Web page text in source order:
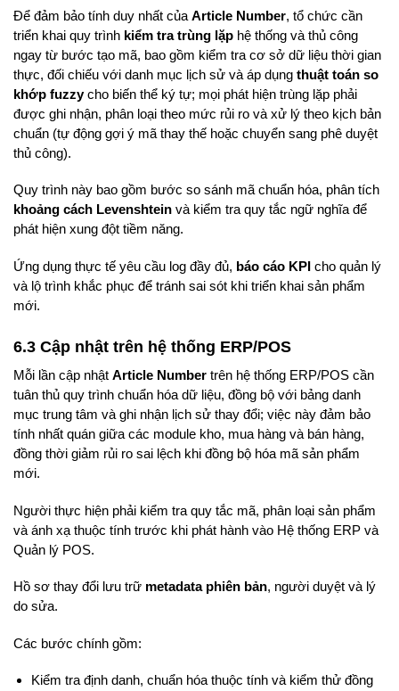
Để đảm bảo tính duy nhất của Article Number, tổ chức cần
triển khai quy trình kiểm tra trùng lặp hệ thống và thủ công
ngay từ bước tạo mã, bao gồm kiểm tra cơ sở dữ liệu thời gian
thực, đối chiếu với danh mục lịch sử và áp dụng thuật toán so
khớp fuzzycho biến thể ký tự; mọi phát hiện trùng lặp phải
được ghi nhận, phân loại theo mức rủi ro và xử lý theo kịch bản
chuẩn (tự động gợi ý mã thay thế hoặc chuyển sang phê duyệt
thủ công).
Quy trình này bao gồm bước so sánh mã chuẩn hóa, phân tích
khoảng cách Levenshtein và kiểm tra quy tắc ngữ nghĩa để
phát hiện xung đột tiềm năng.
Ứng dụng thực tế yêu cầu log đầy đủ, báo cáo KPI cho quản lý
và lộ trình khắc phục để tránh sai sót khi triển khai sản phẩm
mới.
6.3 Cập nhật trên hệ thống ERP/POS
Mỗi lần cập nhật Article Number trên hệ thống ERP/POS cần
tuân thủ quy trình chuẩn hóa dữ liệu, đồng bộ với bảng danh
mục trung tâm và ghi nhận lịch sử thay đổi; việc này đảm bảo
tính nhất quán giữa các module kho, mua hàng và bán hàng,
đồng thời giảm rủi ro sai lệch khi đồng bộ hóa mã sản phẩm
mới.
Người thực hiện phải kiểm tra quy tắc mã, phân loại sản phẩm
và ánh xạ thuộc tính trước khi phát hành vào Hệ thống ERP và
Quản lý POS.
Hồ sơ thay đổi lưu trữ metadata phiên bản, người duyệt và lý
do sửa.
Các bước chính gồm:
Kiểm tra định danh, chuẩn hóa thuộc tính và kiểm thử đồng